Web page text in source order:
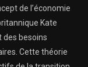
de l’économie
Kate
des besoins
Cette théorie